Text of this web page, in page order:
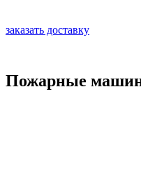
заказать доставку
Пожарные